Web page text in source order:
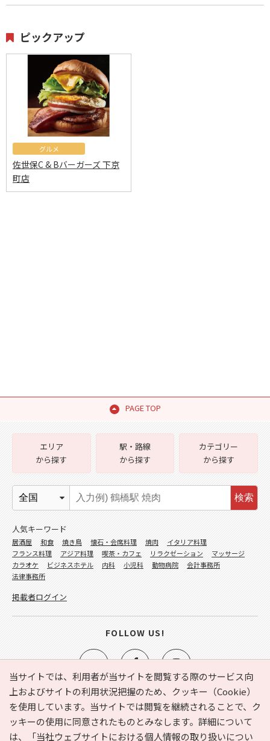
ピックアップ
グルメ
佐世保C & Bバーガーズ 下京
町店
PAGE TOP
当サイトでは、利用者が当サイトを閲覧する際のサービス向
上およびサイトの利用状況把握のため、クッキー（Cookie）
を使用しています。当サイトでは閲覧を継続されることで、ク
ッキーの使用に同意されたものとみなします。詳細について
は、
「当社ウェブサイトにおける個人情報の取り扱いについ
e-NAVITA（イーナビタ）とは？ お気に入り
ヘルプ
利用規約
個人情報の取り扱いについて
運営会社
エリア
から探す
駅・路線
から探す
カテゴリー
から探す
検索
人気キーワード
居酒屋 和食 焼き鳥 懐石・会席料理 焼肉
イタリア料理
フランス料理
アジア料理 喫茶・カフェ リラクゼーション
マッサージ
カラオケ
ビジネスホテル 内科 小児科 動物病院
会計事務所
法律事務所
掲載者ログイン
FOLLOW US!